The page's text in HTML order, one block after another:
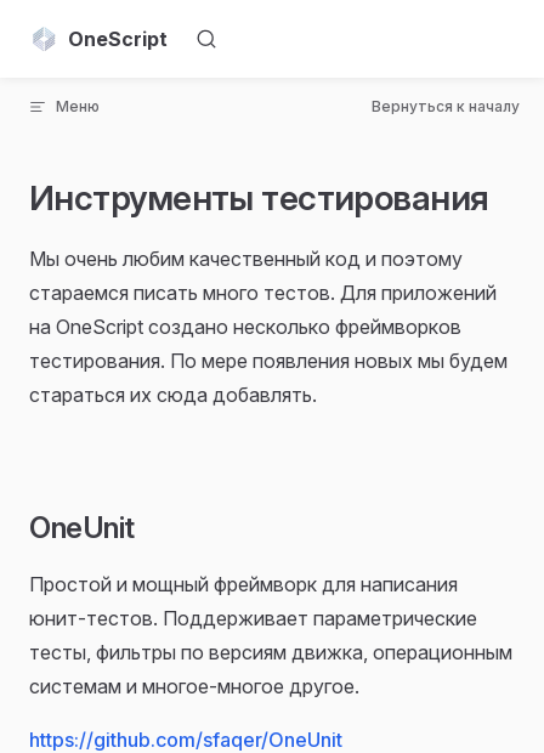
Skip to content
OneScript
Меню Вернуться к началу
Инструменты тестирования
Мы очень любим качественный код и поэтому
стараемся писать много тестов. Для приложений
на OneScript создано несколько фреймворков
тестирования. По мере появления новых мы будем
стараться их сюда добавлять.
OneUnit
Простой и мощный фреймворк для написания
юнит-тестов. Поддерживает параметрические
тесты, фильтры по версиям движка, операционным
системам и многое-многое другое.
https://github.com/sfaqer/OneUnit